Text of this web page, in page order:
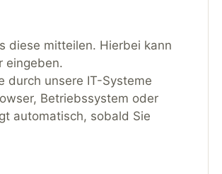
diese mitteilen. Hierbei kann
eingeben.
durch unsere IT-Systeme
Betriebssystem oder
automatisch, sobald Sie